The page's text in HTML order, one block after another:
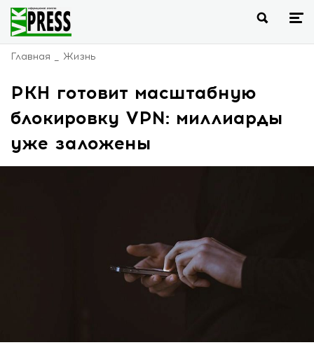
Главная Жизнь
РКН готовит масштабную
блокировку VPN: миллиарды
уже заложены